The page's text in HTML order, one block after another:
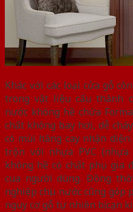
Khác với các loại cửa gỗ
trong vật liệu cấu thành
nước không hề chứa
chất không bay hơi, dễ
có mùi hăng cay nhận
trộn với nhựa PVC
không hề có chất phụ gia
cua người dùng. Đồng
nghiệp chịu nước cũng
nguy cơ gỗ tự nhiên bị cạn